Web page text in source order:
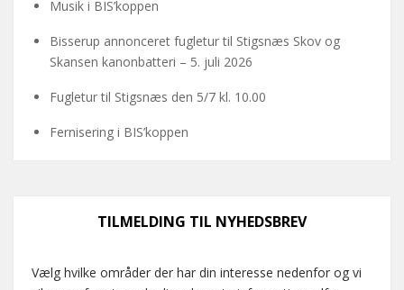
Musik i BIS’koppen
Bisserup annonceret fugletur til Stigsnæs Skov og
Skansen kanonbatteri – 5. juli 2026
Fugletur til Stigsnæs den 5/7 kl. 10.00
Fernisering i BIS’koppen
TILMELDING TIL NYHEDSBREV
Vælg hvilke områder der har din interesse nedenfor og vi